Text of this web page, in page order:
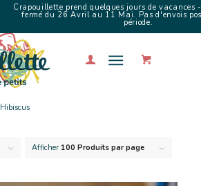
Crapouillette prend quelques jours de vacances
fermé du 26 Avril au 11 Mai. Pas d'envois
période.
Hibiscus
Afficher 100 Produits par page